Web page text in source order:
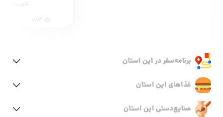
783
برنامه‌سفر‌ در این استان
غذاهای این استان
صنایع‌دستی این استان